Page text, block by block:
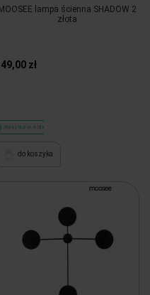
MOOSEE lampa ścienna SHADOW 2
złota
zł
Wysyłka w 4 dni
do koszyka